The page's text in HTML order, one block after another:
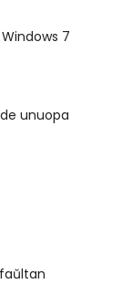
7
unuopa